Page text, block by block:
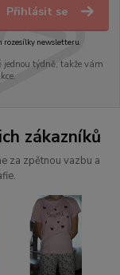
Přihlásit se
rozesílky newsletteru.
týdně, takže vám
zákazníků
za zpětnou vazbu a